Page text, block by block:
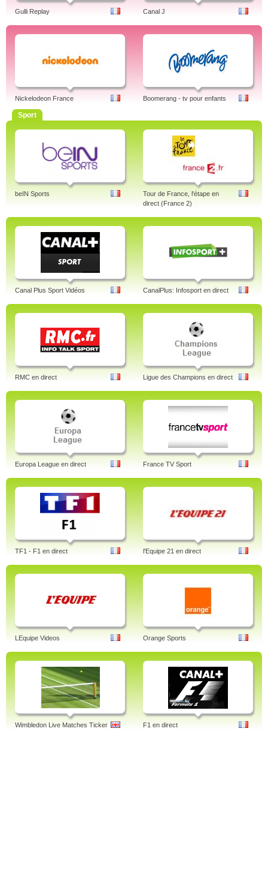
Gulli Replay Canal J
Nickelodeon France Boomerang - tv pour enfants
Sport
beIN Sports
Tour de France, l'étape en
direct (France 2)
Canal Plus Sport Vidéos CanalPlus: Infosport en direct
RMC en direct Ligue des Champions en direct
Europa League en direct France TV Sport
TF1 - F1 en direct l'Equipe 21 en direct
LEquipe Videos Orange Sports
Wimbledon Live Matches Ticker F1 en direct